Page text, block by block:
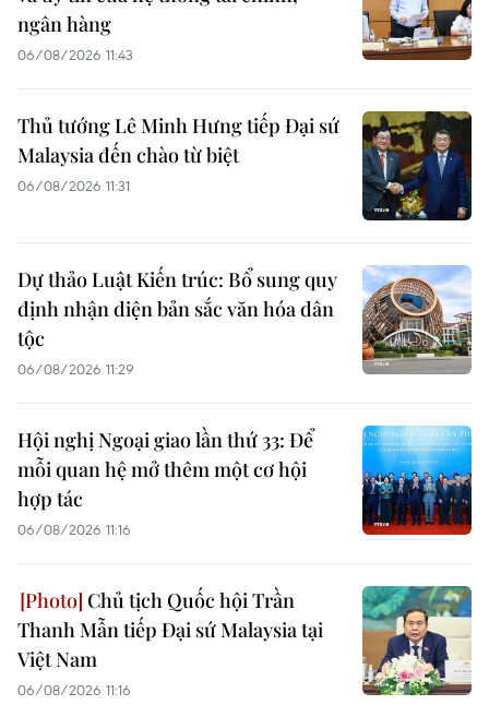
ngân hàng
06/08/2026 11:43
Thủ tướng Lê Minh Hưng tiếp Đại sứ
Malaysia đến chào từ biệt
06/08/2026 11:31
Dự thảo Luật Kiến trúc: Bổ sung quy
định nhận diện bản sắc văn hóa dân
tộc
06/08/2026 11:29
Hội nghị Ngoại giao lần thứ 33: Để
mỗi quan hệ mở thêm một cơ hội
hợp tác
06/08/2026 11:16
Chủ tịch Quốc hội Trần
Thanh Mẫn tiếp Đại sứ Malaysia tại
Việt Nam
06/08/2026 11:16